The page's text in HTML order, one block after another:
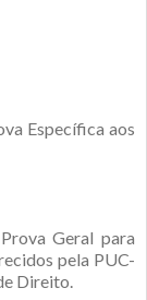
Específica aos
Prova Geral para
pela PUC-
Direito.